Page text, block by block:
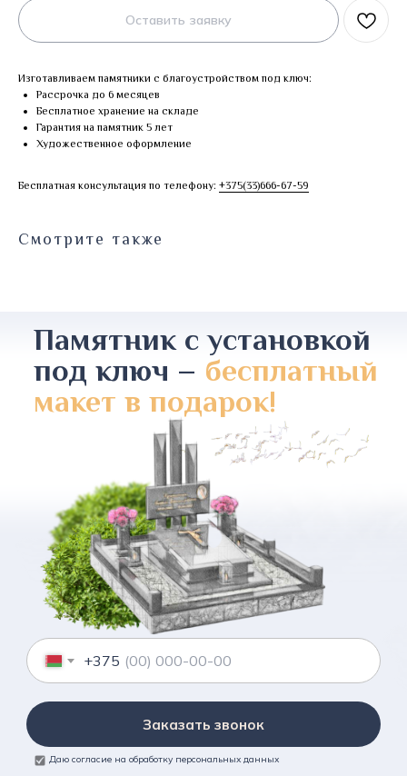
Оставить заявку
Изготавливаем памятники с благоустройством под ключ:
Рассрочка до 6 месяцев
Бесплатное хранение на складе
Гарантия на памятник 5 лет
Художественное оформление
Бесплатная консультация по телефону: +375(33)666-67-59
Смотрите также
Памятник с установкой
под ключ – бесплатный
макет в подарок!
+375
Заказать звонок
Даю согласие на обработку персональных данных